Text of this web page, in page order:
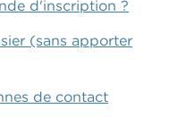
d'inscription ?
(sans apporter
de contact